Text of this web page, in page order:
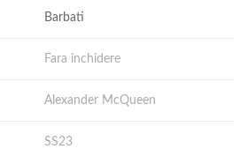
Barbati
Fara inchidere
Alexander McQueen
SS23